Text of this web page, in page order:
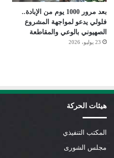
بعد مرور 1000 يوم من الإبادة..
فلولي يدعو لمواجهة المشروع
الصهيوني بالوعي والمقاطعة
23 يوليو، 2026
هيئات الحركة
المكتب التنفيذي
مجلس الشورى